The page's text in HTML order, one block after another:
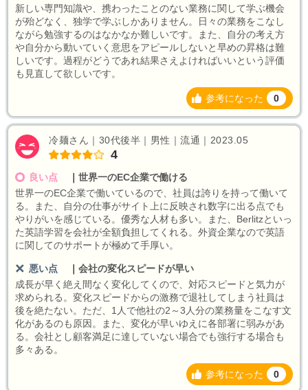
新しい専門知識や、携わったことのない業務に関して学ぶ機会
が殆どなく、独学で学ぶしかありません。日々の業務をこなし
ながら勉強するのはなかなか難しいです。また、自分の考え方
や自分から動いていく意思をアピールしないと早めの昇格は難
しいです。過程がどうであれ結果さえよければいいという評価
も見直して欲しいです。
参考になった 0
冷麺さん｜30代後半｜男性｜流通｜2023.05
4
良い点
世界一のEC企業で働ける
世界一のEC企業で働いているので、社員は誇りを持って働いて
る。また、自分の仕事がサイト上に反映され数字に出る点でも
やりがいを感じている。優秀な人材も多い。また、Berlitzといっ
た英語学習を会社が全額負担してくれる。外資企業なので英語
に関してのサポートが極めて手厚い。
悪い点
会社の変化スピードが早い
成長が早く絶え間なく変化してくので、対応スピードと気力が
求められる。変化スピードからの激務で退社してしまう社員は
後を絶たない。ただ、1人で他社の2～3人分の業務量をこなす文
化があるのも原因。また、変化が早いゆえに各部署に弱みがあ
る。会社とし顧客満足に達していない場合でも強行する場合も
多々ある。
参考になった 0